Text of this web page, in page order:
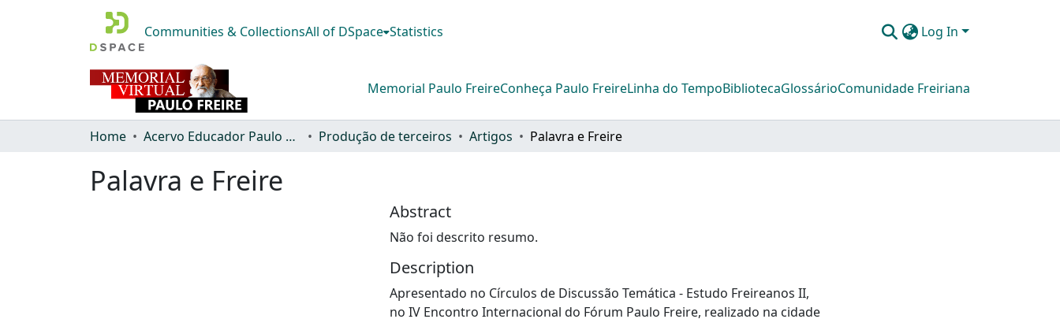
Communities & CollectionsAll of DSpace Statistics Log In
Memorial Paulo FreireConheça Paulo FreireLinha do TempoBibliotecaGlossárioComunidade Freiriana
Home Acervo Educador Paulo Freire Produção de terceiros Artigos Palavra e Freire
Palavra e Freire
Abstract
Não foi descrito resumo.
Description
Apresentado no Círculos de Discussão Temática - Estudo Freireanos II,
no IV Encontro Internacional do Fórum Paulo Freire, realizado na cidade